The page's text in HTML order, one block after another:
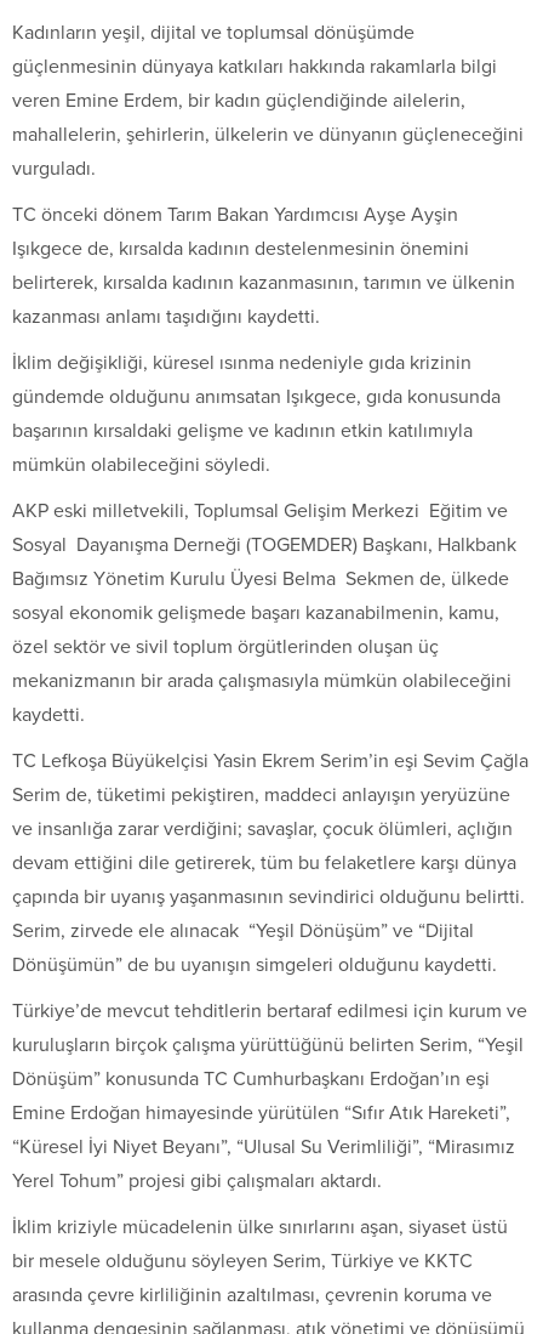
Kadınların yeşil, dijital ve toplumsal dönüşümde
güçlenmesinin dünyaya katkıları hakkında rakamlarla bilgi
veren Emine Erdem, bir kadın güçlendiğinde ailelerin,
mahallelerin, şehirlerin, ülkelerin ve dünyanın güçleneceğini
vurguladı.
TC önceki dönem Tarım Bakan Yardımcısı Ayşe Ayşin
Işıkgece de, kırsalda kadının destelenmesinin önemini
belirterek, kırsalda kadının kazanmasının, tarımın ve ülkenin
kazanması anlamı taşıdığını kaydetti.
İklim değişikliği, küresel ısınma nedeniyle gıda krizinin
gündemde olduğunu anımsatan Işıkgece, gıda konusunda
başarının kırsaldaki gelişme ve kadının etkin katılımıyla
mümkün olabileceğini söyledi.
AKP eski milletvekili, Toplumsal Gelişim Merkezi Eğitim ve
Sosyal Dayanışma Derneği (TOGEMDER) Başkanı, Halkbank
Bağımsız Yönetim Kurulu Üyesi Belma Sekmen de, ülkede
sosyal ekonomik gelişmede başarı kazanabilmenin, kamu,
özel sektör ve sivil toplum örgütlerinden oluşan üç
mekanizmanın bir arada çalışmasıyla mümkün olabileceğini
kaydetti.
TC Lefkoşa Büyükelçisi Yasin Ekrem Serim’in eşi Sevim Çağla
Serim de, tüketimi pekiştiren, maddeci anlayışın yeryüzüne
ve insanlığa zarar verdiğini; savaşlar, çocuk ölümleri, açlığın
devam ettiğini dile getirerek, tüm bu felaketlere karşı dünya
çapında bir uyanış yaşanmasının sevindirici olduğunu belirtti.
Serim, zirvede ele alınacak “Yeşil Dönüşüm” ve “Dijital
Dönüşümün” de bu uyanışın simgeleri olduğunu kaydetti.
Türkiye’de mevcut tehditlerin bertaraf edilmesi için kurum ve
kuruluşların birçok çalışma yürüttüğünü belirten Serim, “Yeşil
Dönüşüm” konusunda TC Cumhurbaşkanı Erdoğan’ın eşi
Emine Erdoğan himayesinde yürütülen “Sıfır Atık Hareketi”,
“Küresel İyi Niyet Beyanı”, “Ulusal Su Verimliliği”, “Mirasımız
Yerel Tohum” projesi gibi çalışmaları aktardı.
İklim kriziyle mücadelenin ülke sınırlarını aşan, siyaset üstü
bir mesele olduğunu söyleyen Serim, Türkiye ve KKTC
arasında çevre kirliliğinin azaltılması, çevrenin koruma ve
kullanma dengesinin sağlanması, atık yönetimi ve dönüşümü